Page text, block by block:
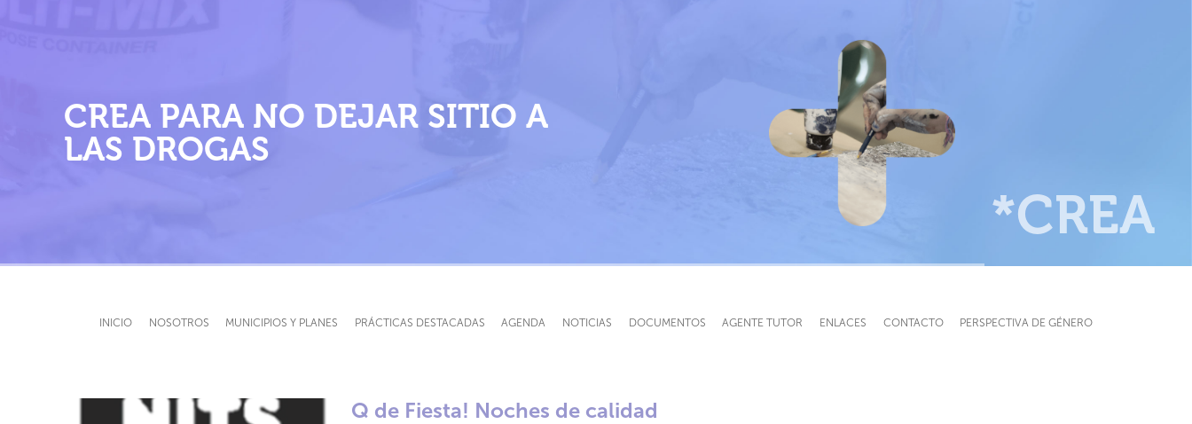
CREA PARA NO DEJAR SITIO A
LAS DROGAS
*CREA
INICIO NOSOTROS MUNICIPIOS Y PLANES PRÁCTICAS DESTACADAS AGENDA NOTICIAS DOCUMENTOS AGENTE TUTOR ENLACES CONTACTO PERSPECTIVA DE GÉNERO
Q de Fiesta! Noches de calidad